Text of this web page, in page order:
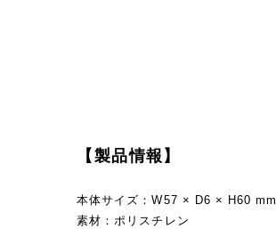
【製品情報】
本体サイズ：W57 × D6 × H60 mm
素材：ポリスチレン